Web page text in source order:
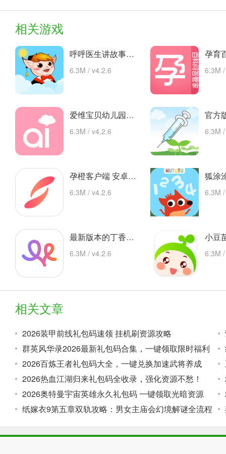
相关游戏
呼呼医生讲故事手机版的故事 安卓下载
6.3M / v4.2.6 6.3M
爱维宝贝幼儿园管理平台 app下载
6.3M / v4.2.6 6.3M
孕橙客户端 安卓下载
6.3M / v4.2.6 6.3M
最新版本的丁香妈妈app 安卓版
6.3M / v4.2.6 6.3M
相关文章
2026装甲前线礼包码速领 挂机刷资源攻略
群英风华录2026最新礼包码合集，一键领取限时福利
2026百炼王者礼包码大全，一键兑换加速武将养成
2026热血江湖归来礼包码全收录，强化资源不愁！
2026奥特曼宇宙英雄永久礼包码 一键领取光暗资源
纸嫁衣9第五章双轨攻略：男女主庙会幻境解谜全流程